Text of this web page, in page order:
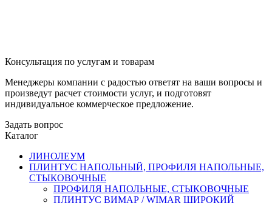
Консультация по услугам и товарам
Менеджеры компании с радостью ответят на ваши вопросы и
произведут расчет стоимости услуг, и подготовят
индивидуальное коммерческое предложение.
Задать вопрос
Каталог
ЛИНОЛЕУМ
ПЛИНТУС НАПОЛЬНЫЙ, ПРОФИЛЯ НАПОЛЬНЫЕ,
СТЫКОВОЧНЫЕ
ПРОФИЛЯ НАПОЛЬНЫЕ, СТЫКОВОЧНЫЕ
ПЛИНТУС ВИМАР / WIMAR ШИРОКИЙ